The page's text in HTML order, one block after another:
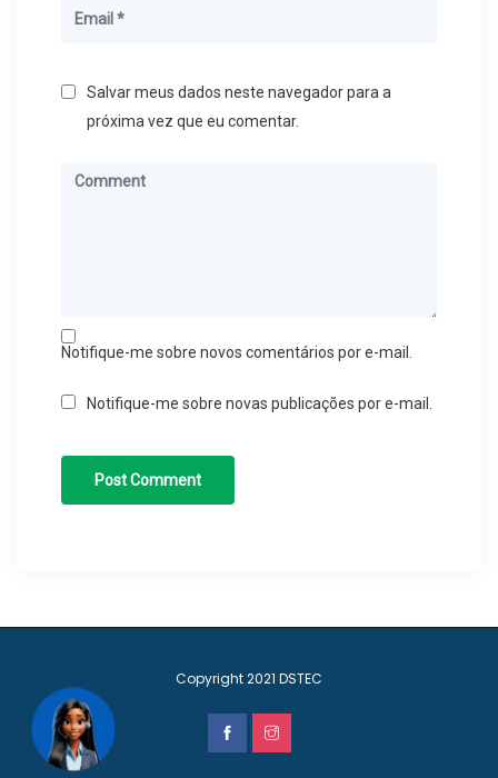
Salvar meus dados neste navegador para a
próxima vez que eu comentar.
Notifique-me sobre novos comentários por e-mail.
Notifique-me sobre novas publicações por e-mail.
Copyright 2021 DSTEC